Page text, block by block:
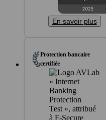
En savoir plus
Protection bancaire
certifiée